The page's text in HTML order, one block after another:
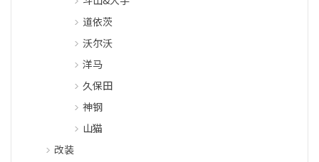
道依茨
沃尔沃
洋马
久保田
神钢
山猫
改装